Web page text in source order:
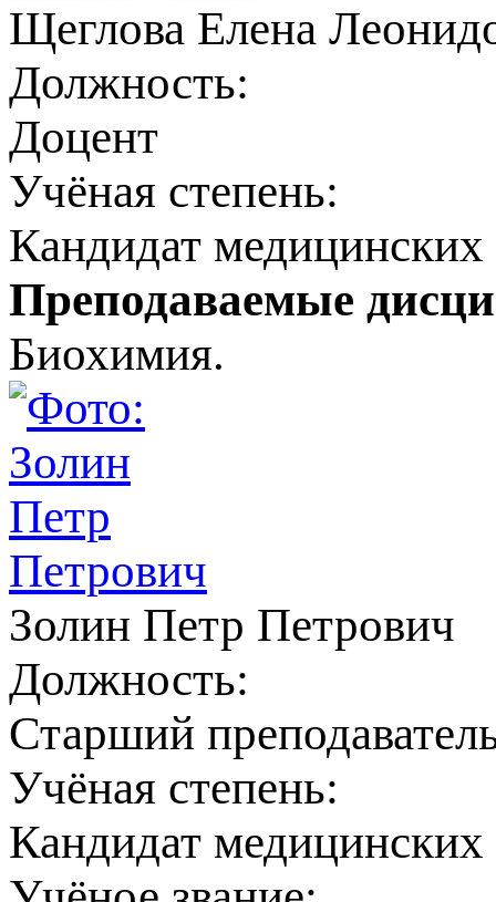
Щеглова Елена
Должность:
Доцент
Учёная степень:
Кандидат медицинских
Преподаваемые
Биохимия.
Золин Петр Петрович
Должность:
Старший
Учёная степень:
Кандидат медицинских